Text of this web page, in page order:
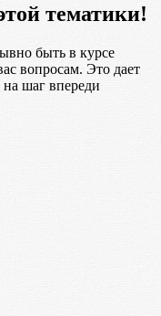
тематики!
быть в курсе
вопросам. Это дает
шаг впереди